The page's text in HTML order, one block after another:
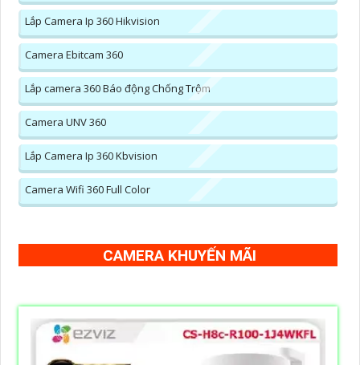
Lắp Camera Ip 360 Hikvision
Camera Ebitcam 360
Lắp camera 360 Báo động Chống Trộm
Camera UNV 360
Lắp Camera Ip 360 Kbvision
Camera Wifi 360 Full Color
CAMERA KHUYẾN MÃI